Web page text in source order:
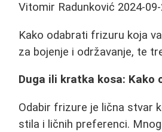
Vitomir Radunković 2024-
Kako odabrati frizuru koja
za bojenje i održavanje, te
Duga ili kratka kosa:
Odabir frizure je lična stvar
stila i ličnih preferenci.